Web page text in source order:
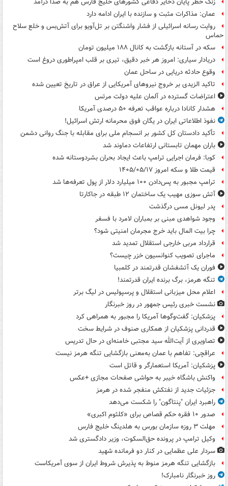
زنگ خطر پایان ذخایر دفاعی کشورهای خلیج فارس هم به صدا درآمد
عمان: مذاکرات مثبت و سازنده با ایران ادامه دارد
روایت رسانه اسرائیلی از فشار واشنگتن بر تل‌آویو برای آتش‌بس و خلع سلاح
حماس
سکه در آستانه بازگشت به کانال ۱۸۸ میلیون تومان
دریادار سیاری: امروز هر خبر دقیق، تیری بر قلب امپراطوری دروغ است
وقوع حادثه دریایی در ساحل عمان
تاکید الزیدی بر خروج نیروهای آمریکایی از عراق در تاریخ تعیین شده
اعتراضات گسترده در آلمان علیه دولت مرتس
هشدار کانادا درباره عواقب تعرفه ۵۰ درصدی آمریکا
نفوذ اطلاعاتی ایران در یگان فوق محرمانه ارتش اسرائیل!
تأکید دادستان کل کشور بر انسجام ملی برای مقابله با جنگ روانی دشمن
باران مهمان تابستانی ارتفاعات دماوند شد
کوبا: فرمان اجرایی ترامپ باعث ایجاد بحران بشردوستانه شده
قیمت طلا و سکه امروز ۱۴۰۵/۰۵/۱۷
ترامپ مجبور به پس‌دادن ۱۰۰ میلیارد دلار از پول تعرفه‌ها شد
آتش سوزی مهیب یک ساختمان ۱۲ طبقه در جاکارتا
پدر لیونل مسی درگذشت
وجود شواهدی مبنی بر بمباران لامرد با فسفر
چرا بیت المال باید خرج مجرمان امنیتی شود؟
قرارداد مربی خارجی استقلال تمدید شد
ماجرای تصویب کنوانسیون خزر چیست؟
فوران یک آتشفشان قدرتمند در کلمبیا
تنگه هرمز، برگ برنده ایران قدرتمند!
اعلام محل میزبانی استقلال و پرسپولیس در لیگ برتر
نشست خبری رئیس جمهور در روز خبرنگار
پزشکیان: گفت‌وگوها آمریکا را مجبور به همراهی کرد
قدردانی پزشکیان از همکاری صنوف در شرایط سخت
تصاویری از آیت‌الله سید مجتبی خامنه‌ای در حال تدریس
عراقچی: تفاهم با عمان به‌معنی بازگشایی تنگه هرمز نیست
پزشکیان: آمریکا استعمارگر و قاتل است
واکنش باشگاه خیبر به حواشی صفحات مجازی +عکس
جزئیات جدید از نفتکش منفجر شده در هرمز
راهبرد ایران "پنتاگون" را شکست می‌دهد
صدور ۱۰ فقره حکم قصاص برای «کلثوم اکبری»
مهلت ۳ روزه سازمان بورس به هلدینگ خلیج فارس
وکیل ترامپ در پرونده حق‌السکوت، وزیر دادگستری شد
سردار علی عظمایی در کنار دو فرمانده شهید
بازگشایی تنگه هرمز منوط به پذیرش شروط ایران از سوی آمریکاست
روز خبرنگار نامبارک!